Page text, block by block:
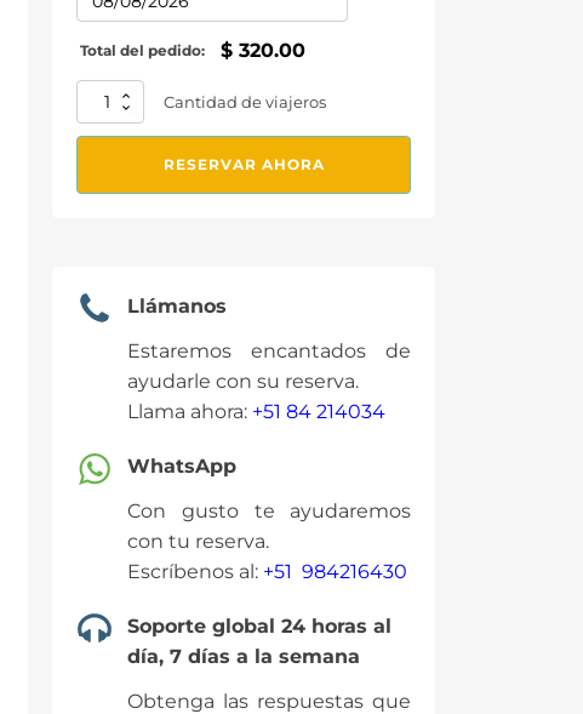
Total del pedido: $ 320.00
Raymi
del
2026
Cantidad de viajeros
RESERVAR AHORA
Llámanos
Estaremos encantados de
ayudarle con su reserva.
Llama ahora: +51 84 214034
WhatsApp
Con gusto te ayudaremos
con tu reserva.
Escríbenos al: +51 984216430
Soporte global 24 horas al
día, 7 días a la semana
Obtenga las respuestas que